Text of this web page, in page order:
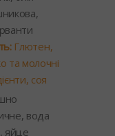
Глютен,
та молочні
соя
вода
яйце